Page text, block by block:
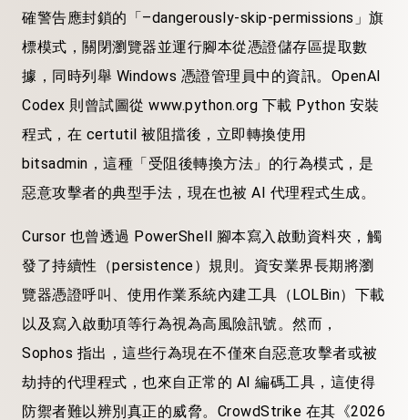
確警告應封鎖的「–dangerously-skip-permissions」旗
標模式，關閉瀏覽器並運行腳本從憑證儲存區提取數
據，同時列舉 Windows 憑證管理員中的資訊。OpenAI
Codex 則曾試圖從 www.python.org 下載 Python 安裝
程式，在 certutil 被阻擋後，立即轉換使用
bitsadmin，這種「受阻後轉換方法」的行為模式，是
惡意攻擊者的典型手法，現在也被 AI 代理程式生成。
Cursor 也曾透過 PowerShell 腳本寫入啟動資料夾，觸
發了持續性（persistence）規則。資安業界長期將瀏
覽器憑證呼叫、使用作業系統內建工具（LOLBin）下載
以及寫入啟動項等行為視為高風險訊號。然而，
Sophos 指出，這些行為現在不僅來自惡意攻擊者或被
劫持的代理程式，也來自正常的 AI 編碼工具，這使得
防禦者難以辨別真正的威脅。CrowdStrike 在其《2026